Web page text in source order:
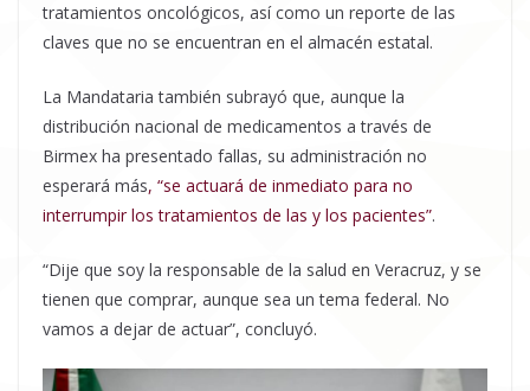
tratamientos oncológicos, así como un reporte de las
claves que no se encuentran en el almacén estatal.
La Mandataria también subrayó que, aunque la
distribución nacional de medicamentos a través de
Birmex ha presentado fallas, su administración no
esperará más, “se actuará de inmediato para no
interrumpir los tratamientos de las y los pacientes”.
“Dije que soy la responsable de la salud en Veracruz, y se
tienen que comprar, aunque sea un tema federal. No
vamos a dejar de actuar”, concluyó.